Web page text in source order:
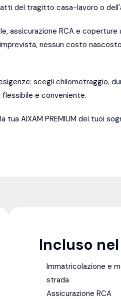
del tragitto casa-lavoro o
assicurazione RCA e
nessun costo
scegli chilometraggio,
e conveniente.
AIXAM PREMIUM dei tuoi
Incluso
Immatricolazione e
strada
Assicurazione RCA